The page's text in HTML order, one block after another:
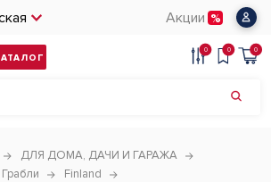
Акции
0 0 0
ДЛЯ ДОМА, ДАЧИ И ГАРАЖА
Грабли
Finland